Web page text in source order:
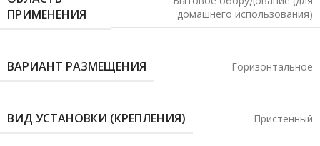
ПРИМЕНЕНИЯ
домашнего использования)
ВАРИАНТ РАЗМЕЩЕНИЯ Горизонтальное
ВИД УСТАНОВКИ (КРЕПЛЕНИЯ) Пристенный